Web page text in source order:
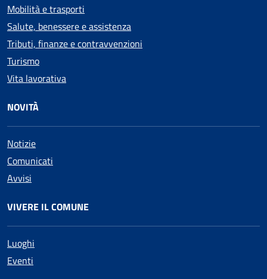
Mobilità e trasporti
Salute, benessere e assistenza
Tributi, finanze e contravvenzioni
Turismo
Vita lavorativa
NOVITÀ
Notizie
Comunicati
Avvisi
VIVERE IL COMUNE
Luoghi
Eventi